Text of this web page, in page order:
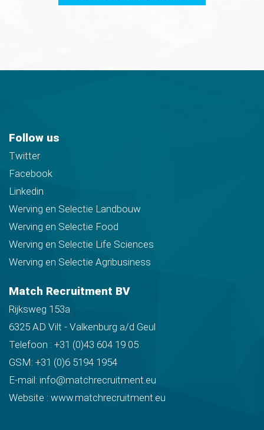
Follow us
Twitter
Facebook
Linkedin
Werving en Selectie Landbouw
Werving en Selectie Food
Werving en Selectie Life Sciences
Werving en Selectie Agribusiness
Match Recruitment BV
Rijksweg 153a
6325 AD Vilt - Valkenburg a/d Geul
Telefoon : +31 (0)43 604 19 05
GSM: +31 (0)6 5194 1954
E-mail: info@matchrecruitment.eu
Website : www.matchrecruitment.eu